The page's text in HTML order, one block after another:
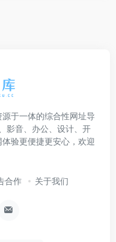
于一体的综合性网址导
影音、办公、设计、开
验更便捷更安心，欢迎
合作 关于我们